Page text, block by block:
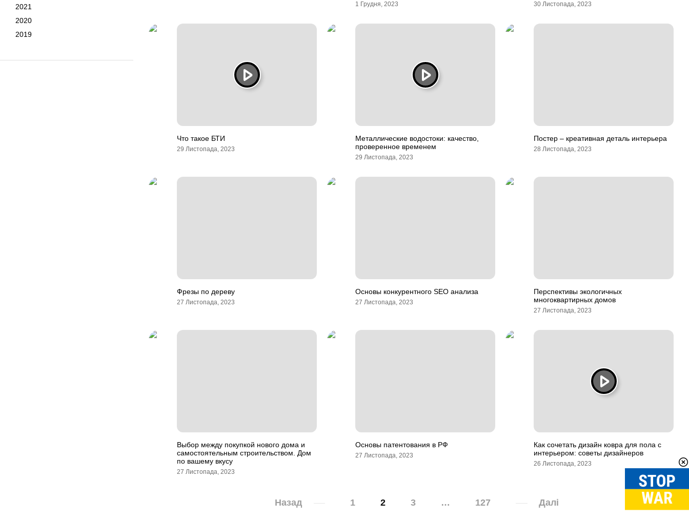
2021
2020
2019
1 Грудня, 2023 30 Листопада, 2023
Что такое БТИ
29 Листопада, 2023
Металлические водостоки: качество,
проверенное временем
29 Листопада, 2023
Постер – креативная деталь интерьера
28 Листопада, 2023
Фрезы по дереву
27 Листопада, 2023
Основы конкурентного SEO анализа
27 Листопада, 2023
Перспективы экологичных
многоквартирных домов
27 Листопада, 2023
Выбор между покупкой нового дома и
самостоятельным строительством. Дом
по вашему вкусу
27 Листопада, 2023
Основы патентования в РФ
27 Листопада, 2023
Как сочетать дизайн ковра для пола с
интерьером: советы дизайнеров
26 Листопада, 2023
Назад 1 2 3 … 127 Далі